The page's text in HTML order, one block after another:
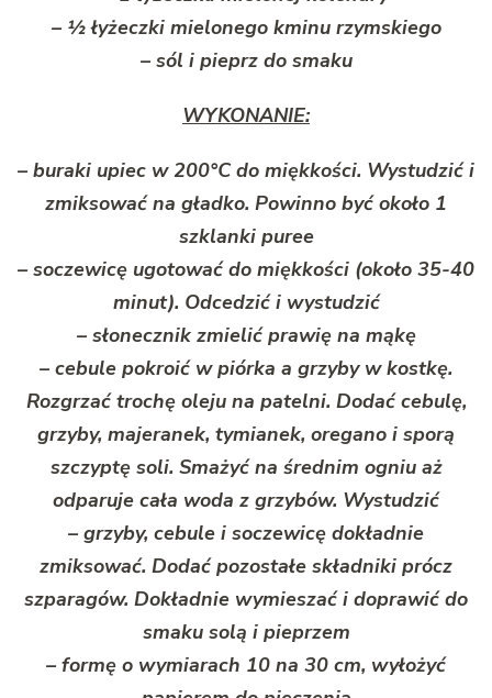
– ½ łyżeczki mielonego kminu rzymskiego
– sól i pieprz do smaku
WYKONANIE:
– buraki upiec w 200°C do miękkości. Wystudzić i
zmiksować na gładko. Powinno być około 1
szklanki puree
– soczewicę ugotować do miękkości (około 35-40
minut). Odcedzić i wystudzić
– słonecznik zmielić prawię na mąkę
– cebule pokroić w piórka a grzyby w kostkę.
Rozgrzać trochę oleju na patelni. Dodać cebulę,
grzyby, majeranek, tymianek, oregano i sporą
szczyptę soli. Smażyć na średnim ogniu aż
odparuje cała woda z grzybów. Wystudzić
– grzyby, cebule i soczewicę dokładnie
zmiksować. Dodać pozostałe składniki prócz
szparagów. Dokładnie wymieszać i doprawić do
smaku solą i pieprzem
– formę o wymiarach 10 na 30 cm, wyłożyć